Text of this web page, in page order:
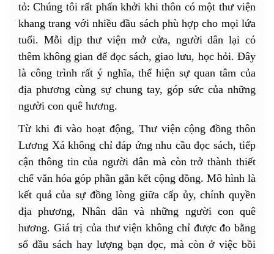
tỏ: Chúng tôi rất phấn khởi khi thôn có một thư viện
khang trang với nhiều đầu sách phù hợp cho mọi lứa
tuổi. Mỗi dịp thư viện mở cửa, người dân lại có
thêm không gian để đọc sách, giao lưu, học hỏi. Đây
là công trình rất ý nghĩa, thể hiện sự quan tâm của
địa phương cùng sự chung tay, góp sức của những
người con quê hương.
Từ khi đi vào hoạt động, Thư viện cộng đồng thôn
Lương Xá không chỉ đáp ứng nhu cầu đọc sách, tiếp
cận thông tin của người dân mà còn trở thành thiết
chế văn hóa góp phần gắn kết cộng đồng. Mô hình là
kết quả của sự đồng lòng giữa cấp ủy, chính quyền
địa phương, Nhân dân và những người con quê
hương. Giá trị của thư viện không chỉ được đo bằng
số đầu sách hay lượng bạn đọc, mà còn ở việc bồi